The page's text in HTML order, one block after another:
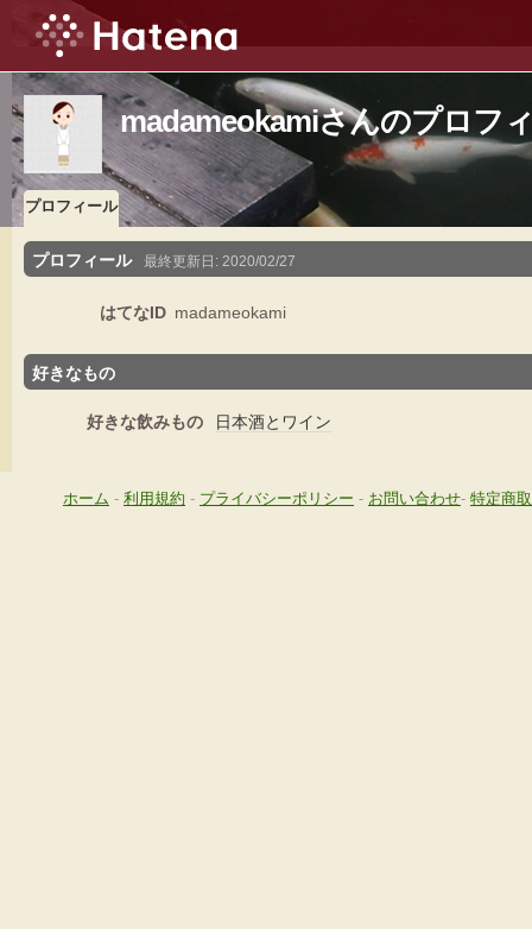
madameokamiさんのプロフ
プロフィール
プロフィール 最終更新日: 2020/02/27
はてなID madameokami
好きなもの
好きな飲みもの 日本酒とワイン
ホーム - 利用規約 - プライバシーポリシー - お問い合わせ- 特定商